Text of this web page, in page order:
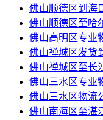
佛山顺德区到海
佛山顺德区至哈
佛山高明区专业
佛山禅城区发货
佛山禅城区至长
佛山三水区专业
佛山三水区物流
佛山南海区至湛